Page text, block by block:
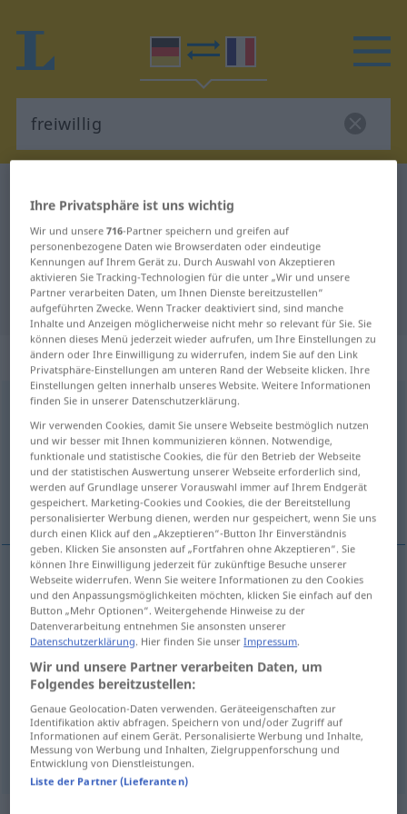
Deutsch-Französisch Übersetzung
für "freiwillig"
"freiwillig" Französisch Übersetzung
„freiwillig“: Adjektiv
freiwilligadj
Übersicht aller Übersetzungen
(Für mehr Details die Übersetzung anklicken/antippen)
volontaire, bénévole, spontané, facultatif
volontaire freiwillig
bénévole freiwillig Dienst, Hilfe
spontané freiwilligHandlung, Geständnis
facultatif freiwillig(≈ freigestellt)
Ihre Privatsphäre ist uns wichtig
Wir und unsere716-Partner speichern und greifen auf
personenbezogene Daten wie Browserdaten oder eindeutige
Kennungen auf Ihrem Gerät zu. Durch Auswahl von Akzeptieren
aktivieren Sie Tracking-Technologien für die unter „Wir und unsere
Partner verarbeiten Daten, um Ihnen Dienste bereitzustellen“
aufgeführten Zwecke. Wenn Tracker deaktiviert sind, sind manche
Inhalte und Anzeigen möglicherweise nicht mehr so relevant für Sie. Sie
können dieses Menü jederzeit wieder aufrufen, um Ihre Einstellungen zu
ändern oder Ihre Einwilligung zu widerrufen, indem Sie auf den Link
Privatsphäre-Einstellungen am unteren Rand der Webseite klicken. Ihre
Einstellungen gelten innerhalb unseres Website. Weitere Informationen
finden Sie in unserer Datenschutzerklärung.
Wir verwenden Cookies, damit Sie unsere Webseite bestmöglich nutzen
und wir besser mit Ihnen kommunizieren können. Notwendige,
funktionale und statistische Cookies, die für den Betrieb der Webseite
und der statistischen Auswertung unserer Webseite erforderlich sind,
werden auf Grundlage unserer Vorauswahl immer auf Ihrem Endgerät
gespeichert. Marketing-Cookies und Cookies, die der Bereitstellung
personalisierter Werbung dienen, werden nur gespeichert, wenn Sie uns
durch einen Klick auf den „Akzeptieren“-Button Ihr Einverständnis
geben. Klicken Sie ansonsten auf „Fortfahren ohne Akzeptieren“. Sie
können Ihre Einwilligung jederzeit für zukünftige Besuche unserer
Webseite widerrufen. Wenn Sie weitere Informationen zu den Cookies
und den Anpassungsmöglichkeiten möchten, klicken Sie einfach auf den
Button „Mehr Optionen“. Weitergehende Hinweise zu der
Datenverarbeitung entnehmen Sie ansonsten unserer
Datenschutzerklärung. Hier finden Sie unserImpressum.
Wir und unsere Partner verarbeiten Daten, um
Folgendes bereitzustellen:
Genaue Geolocation-Daten verwenden. Geräteeigenschaften zur
Identifikation aktiv abfragen. Speichern von und/oder Zugriff auf
Informationen auf einem Gerät. Personalisierte Werbung und Inhalte,
Messung von Werbung und Inhalten, Zielgruppenforschung und
Entwicklung von Dienstleistungen.
Liste der Partner (Lieferanten)